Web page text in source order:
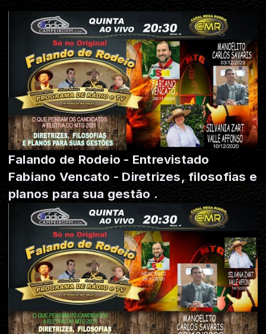
Falando de Rodeio - Entrevistado
Fabiano Vencato - Diretrizes, filosofias e
planos para sua gestão .